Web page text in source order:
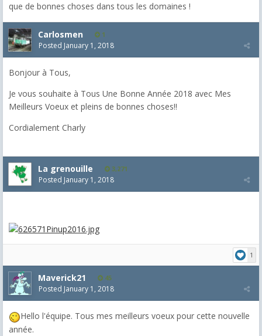
que de bonnes choses dans tous les domaines !
Carlosmen 1
Posted January 1, 2018
Bonjour à Tous,
Je vous souhaite à Tous Une Bonne Année 2018 avec Mes
Meilleurs Voeux et pleins de bonnes choses!!
Cordialement Charly
La grenouille 3,271
Posted January 1, 2018
1
Maverick21 45
Posted January 1, 2018
Hello l'équipe. Tous mes meilleurs voeux pour cette nouvelle
année.